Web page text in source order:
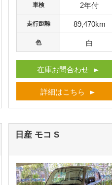
車検 2年付
走行距離 89,470km
色 白
在庫お問合わせ
詳細はこちら
日産 モコ S